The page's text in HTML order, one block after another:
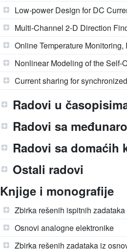
Low-power Design for DC
Multi-Channel 2-D Direction
Online Temperature
Nonlinear Modeling of the Self-
Current sharing for
Radovi u
Radovi sa
Radovi sa domaćih
Ostali radovi
Knjige i monografije
Zbirka rešenih ispitnih
Osnovi analogne elektronike
Zbirka rešenih zadataka iz